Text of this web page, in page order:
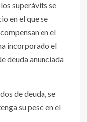
superávits se
en el que se
en el
incorporado el
deuda anunciada
de deuda, se
su peso en el